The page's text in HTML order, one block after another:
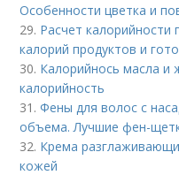
Особенности цветка и
29. Расчет калорийности
калорий продуктов и
30. Калорийнось масла и
калорийность
31.Фены для волос с
объема. Лучшие фен-
32. Крема
кожей